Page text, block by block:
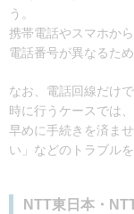
う。
携帯電話やスマホか
電話番号が異なるた
なお、電話回線だけ
時に行うケースでは
早めに手続きを済ま
い」などのトラブル
NTT東日本・